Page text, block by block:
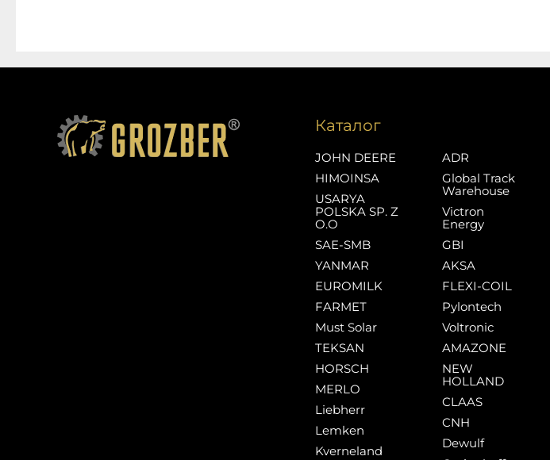
Каталог
JOHN DEERE
HIMOINSA
USARYA
POLSKA SP. Z
O.O
SAE-SMB
YANMAR
EUROMILK
FARMET
Must Solar
TEKSAN
HORSCH
MERLO
Liebherr
Lemken
Kverneland
ADR
Global Track
Warehouse
Victron
Energy
GBI
AKSA
FLEXI-COIL
Pylontech
Voltronic
AMAZONE
NEW
HOLLAND
CLAAS
CNH
Dewulf